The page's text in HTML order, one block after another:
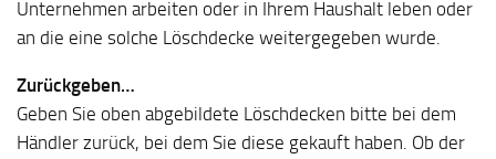
Unternehmen arbeiten oder in Ihrem Haushalt leben oder
an die eine solche Löschdecke weitergegeben wurde.
Zurückgeben…
Geben Sie oben abgebildete Löschdecken bitte bei dem
Händler zurück, bei dem Sie diese gekauft haben. Ob der